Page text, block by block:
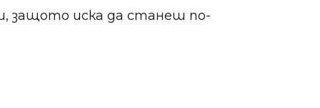
защото иска да станеш по-